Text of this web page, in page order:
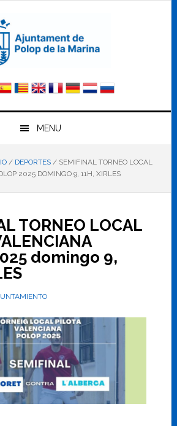
MENU
/ DEPORTES /SEMIFINAL TORNEO LOCAL
2025 DOMINGO 9, 11H, XIRLES
TORNEO LOCAL
domingo 9,